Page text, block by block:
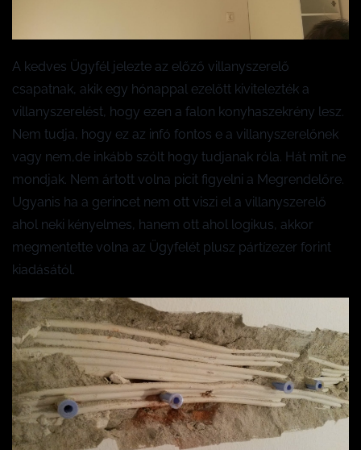
A kedves Ügyfél jelezte az előző villanyszerelő
csapatnak, akik egy hónappal ezelőtt kivitelezték a
villanyszerelést, hogy ezen a falon konyhaszekrény lesz.
Nem tudja, hogy ez az infó fontos e a villanyszerelőnek
vagy nem,de inkább szólt hogy tudjanak róla. Hát mit ne
mondjak. Nem ártott volna picit figyelni a Megrendelőre.
Ugyanis ha a gerincet nem ott viszi el a villanyszerelő
ahol neki kényelmes, hanem ott ahol logikus, akkor
megmentette volna az Ügyfelét plusz pártízezer forint
kiadásától.